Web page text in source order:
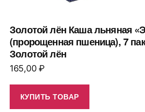
Золотой лён Каша льняная
(пророщенная пшеница), 7
Золотой лён
165,00₽
КУПИТЬ ТОВАР